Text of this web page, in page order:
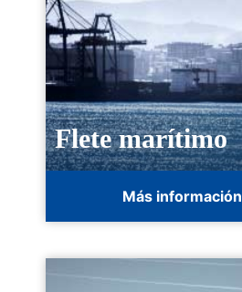
Flete marítimo
Más información